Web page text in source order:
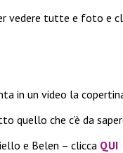
vedere tutte e foto e
in un video la
quello che c’è da
e Belen – clicca QUI